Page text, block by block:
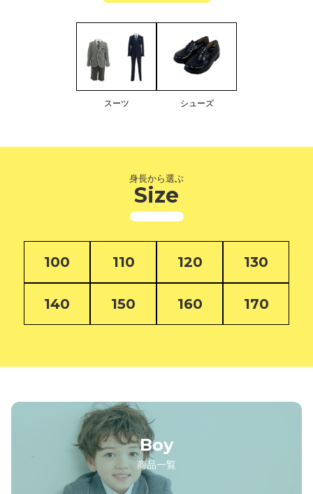
スーツ シューズ
身長から選ぶ
Size
100 110 120 130
140 150 160 170
Boy
商品一覧